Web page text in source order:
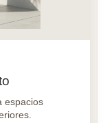
espacios